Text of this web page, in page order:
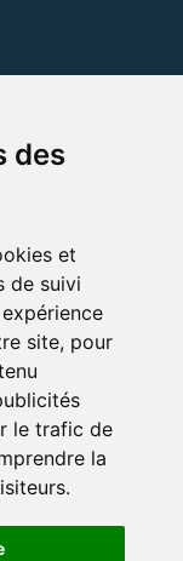
des
et
de suivi
site, pour
le trafic de
la
et événements
et découvrez
écriture.